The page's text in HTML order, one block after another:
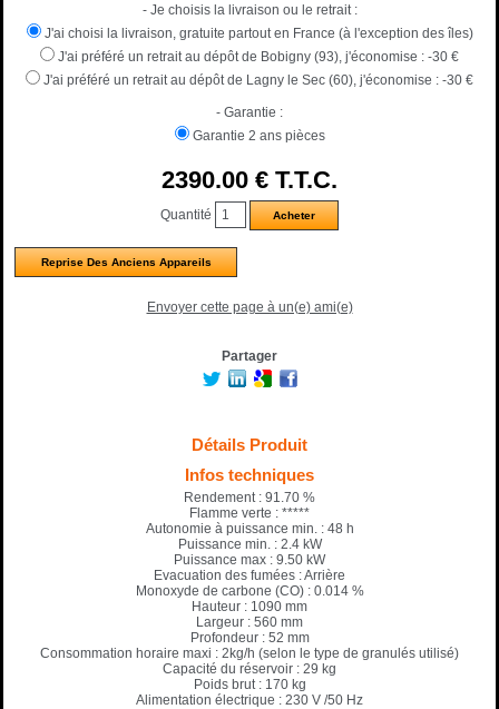
- Je choisis la livraison ou le retrait :
J'ai choisi la livraison, gratuite partout en France (à l'exception des îles)
J'ai préféré un retrait au dépôt de Bobigny (93), j'économise : -30 €
J'ai préféré un retrait au dépôt de Lagny le Sec (60), j'économise : -30 €
- Garantie :
Garantie 2 ans pièces
2390.00 € T.T.C.
Quantité
Reprise Des Anciens Appareils
Envoyer cette page à un(e) ami(e)
Partager
Détails Produit
Infos techniques
Rendement : 91.70 %
Flamme verte : *****
Autonomie à puissance min. : 48 h
Puissance min. : 2.4 kW
Puissance max : 9.50 kW
Evacuation des fumées : Arrière
Monoxyde de carbone (CO) : 0.014 %
Hauteur : 1090 mm
Largeur : 560 mm
Profondeur : 52 mm
Consommation horaire maxi : 2kg/h (selon le type de granulés utilisé)
Capacité du réservoir : 29 kg
Poids brut : 170 kg
Alimentation électrique : 230 V /50 Hz